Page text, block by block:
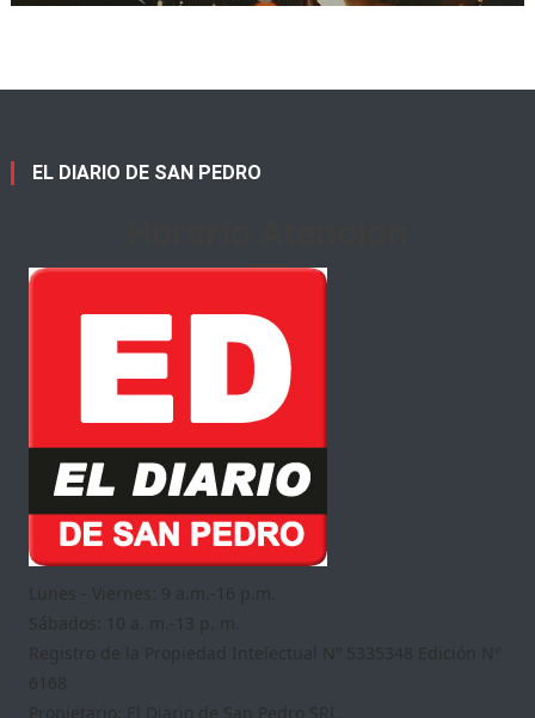
EL DIARIO DE SAN PEDRO
Lunes - Viernes: 9 a.m.-16 p.m.
Sábados: 10 a. m.-13 p. m.
Registro de la Propiedad Intelectual Nº 5335348 Edición Nº
6168
Propietario: El Diario de San Pedro SRL.